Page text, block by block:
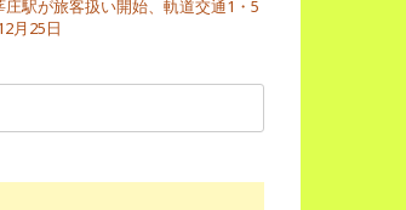
駅が旅客扱い開始、軌道交通1・5
月25日